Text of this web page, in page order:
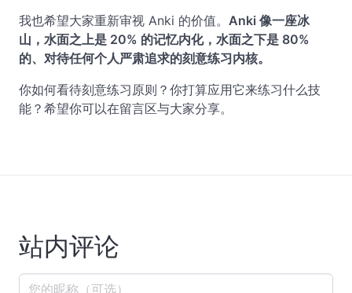
我也希望大家重新审视 Anki 的价值。 Anki 像一座冰
山，水面之上是 20% 的记忆内化，水面之下是 80%
的、对待任何个人严肃追求的刻意练习内核。
你如何看待刻意练习原则？你打算应用它来练习什么技
能？希望你可以在留言区与大家分享。
站内评论